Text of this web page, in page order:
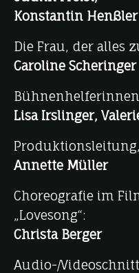
Konstantin Henßler
Die Frau, der alles
Caroline Scheringer
Lisa Irslinger,
Annette Müller
Choreografie im
„Lovesong“:
Christa Berger
Audio-/